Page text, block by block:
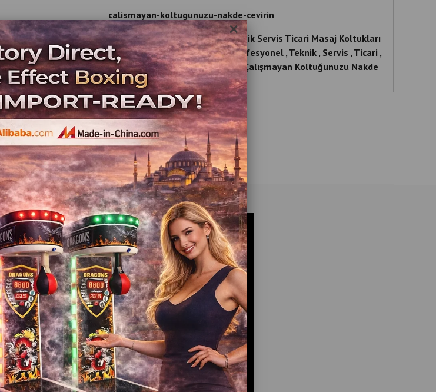
×
calismayan-koltugunuzu-nakde-cevirin
Çalışmayan Koltuğunuzu Nakde Çevirin , Profesyonel Teknik Servis Ticari Masaj Koltukları
Alım Satış , Çalışmayan , Koltuğunuzu , Nakde , Çevirin , Profesyonel , Teknik , Servis , Ticari ,
Masaj , Koltukları , Alım , Satış , Çalışmayan Koltuğunuzu , Çalışmayan Koltuğunuzu Nakde